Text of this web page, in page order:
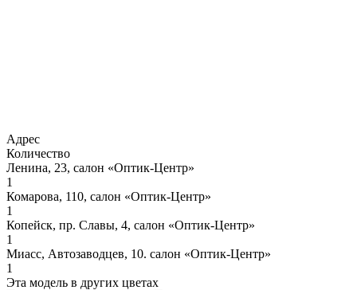
Адрес
Количество
Ленина, 23, салон «Оптик-Центр»
1
Комарова, 110, салон «Оптик-Центр»
1
Копейск, пр. Славы, 4, салон «Оптик-Центр»
1
Миасс, Автозаводцев, 10. салон «Оптик-Центр»
1
Эта модель в других цветах